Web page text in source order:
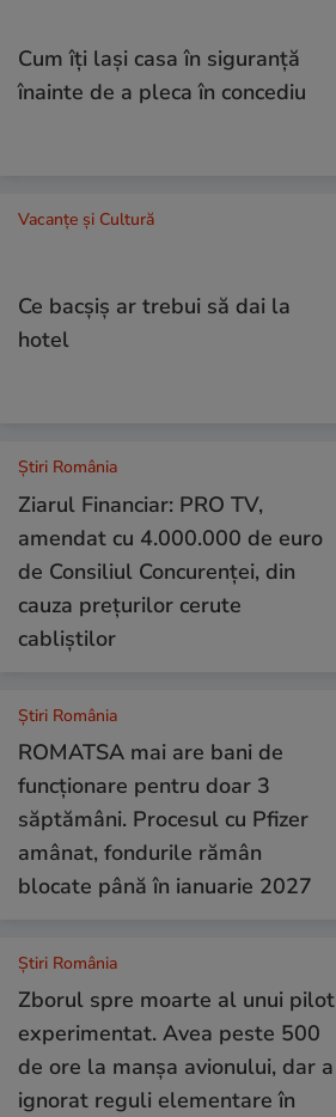
Cum îţi laşi casa în siguranţă
înainte de a pleca în concediu
Vacanțe și Cultură
Ce bacşiş ar trebui să dai la
hotel
Știri România
Ziarul Financiar: PRO TV,
amendat cu 4.000.000 de euro
de Consiliul Concurenței, din
cauza prețurilor cerute
cabliștilor
Știri România
ROMATSA mai are bani de
funcționare pentru doar 3
săptămâni. Procesul cu Pfizer
amânat, fondurile rămân
blocate până în ianuarie 2027
Știri România
Zborul spre moarte al unui pilot
experimentat. Avea peste 500
de ore la manșa avionului, dar a
ignorat reguli elementare în